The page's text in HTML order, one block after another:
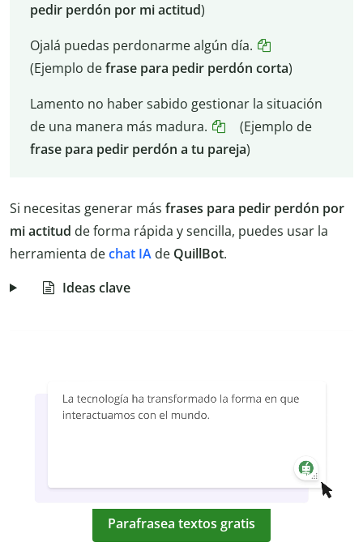
pedir perdón por mi actitud)
Ojalá puedas perdonarme algún día.
(Ejemplo defrase para pedir perdón corta)
Lamento no haber sabido gestionar la situación
de una manera más madura.
(Ejemplo de
frase para pedir perdón a tu pareja)
Si necesitas generar más frases para pedir perdón por
mi actitud de forma rápida y sencilla, puedes usar la
herramienta dechat IA de QuillBot.
Ideas clave
Parafrasea textos gratis